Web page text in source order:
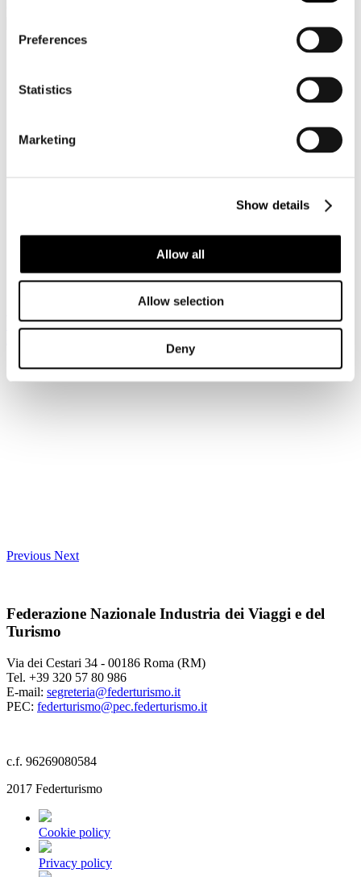
Preferences
Statistics
Marketing
Show details
Allow all
Allow selection
Deny
Ricordami
Login
Risparmia con le nostre convenzioni
Previous Next
Federazione Nazionale Industria dei Viaggi e del
Turismo
Via dei Cestari 34 - 00186 Roma (RM)
Tel. +39 320 57 80 986
E-mail: segreteria@federturismo.it
PEC: federturismo@pec.federturismo.it
c.f. 96269080584
2017 Federturismo
Cookie policy
Privacy policy